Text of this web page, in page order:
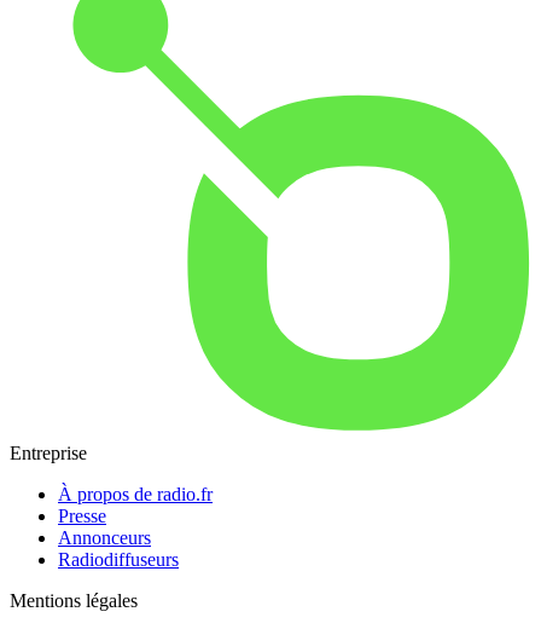
Entreprise
À propos de radio.fr
Presse
Annonceurs
Radiodiffuseurs
Mentions légales